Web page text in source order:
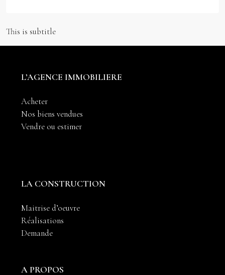
This is subtitle
L’AGENCE IMMOBILIERE
Acheter
Nos biens vendues
Vendre ou estimer
LA CONSTRUCTION
Maitrise d’oeuvre
Réalisations
Demande
A PROPOS